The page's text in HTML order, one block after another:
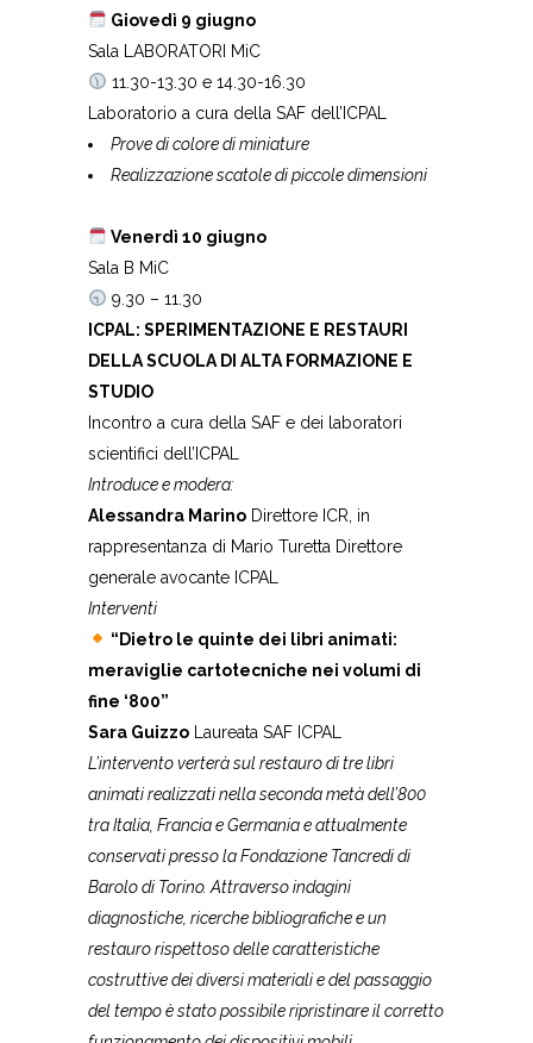
Giovedì 9 giugno
Sala LABORATORI MiC
11.30-13.30 e 14.30-16.30
Laboratorio a cura della SAF dell’ICPAL
Prove di colore di miniature
Realizzazione scatole di piccole dimensioni
Venerdì 10 giugno
Sala B MiC
9.30 – 11.30
ICPAL: SPERIMENTAZIONE E RESTAURI
DELLA SCUOLA DI ALTA FORMAZIONE E
STUDIO
Incontro a cura della SAF e dei laboratori
scientifici dell’ICPAL
Introduce e modera:
Alessandra Marino Direttore ICR, in
rappresentanza di Mario Turetta Direttore
generale avocante ICPAL
Interventi
“Dietro le quinte dei libri animati:
meraviglie cartotecniche nei volumi di
fine ‘800”
Sara Guizzo Laureata SAF ICPAL
L’intervento verterà sul restauro di tre libri
animati realizzati nella seconda metà dell’800
tra Italia, Francia e Germania e attualmente
conservati presso la Fondazione Tancredi di
Barolo di Torino. Attraverso indagini
diagnostiche, ricerche bibliografiche e un
restauro rispettoso delle caratteristiche
costruttive dei diversi materiali e del passaggio
del tempo è stato possibile ripristinare il corretto